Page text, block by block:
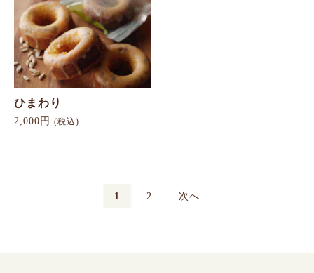
ひまわり
2,000円 (税込)
1 2 次へ